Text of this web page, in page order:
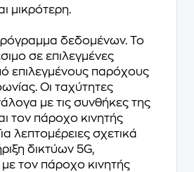
μικρότερη.
πρόγραμμα δεδομένων. Το
σε επιλεγμένες
επιλεγμένους παρόχους
Οι ταχύτητες
με τις συνθήκες της
τον πάροχο κινητής
λεπτομέρειες σχετικά
δικτύων 5G,
τον πάροχο κινητής